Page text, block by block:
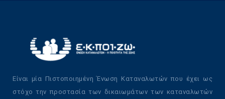
Είναι μία Πιστοποιημένη Ένωση Καταναλωτών που έχει ως
στόχο την προστασία των δικαιωμάτων των καταναλωτών